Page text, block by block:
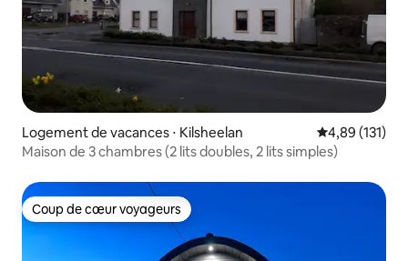
Logement de vacances ⋅ Kilsheelan Évaluation
4,89 (131)
Maison de 3 chambres (2 lits doubles, 2 lits simples)
Coup de cœur voyageurs
Coup de cœur voyageurs